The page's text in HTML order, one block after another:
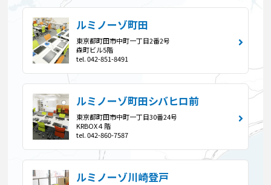
ルミノーゾ町田
東京都町田市中町一丁目2番2号
森町ビル5階
tel. 042-851-8491
ルミノーゾ町田シバヒロ前
東京都町田市中町一丁目30番24号
KRBOX４階
tel. 042-860-7587
ルミノーゾ川崎登戸